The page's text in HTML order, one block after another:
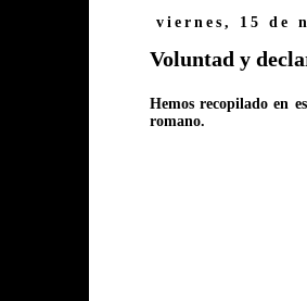
viernes, 15 de
Voluntad y
Hemos recopilado en
romano.